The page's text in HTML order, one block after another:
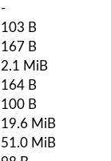
-
103 B
167 B
2.1 MiB
164 B
100 B
19.6 MiB
51.0 MiB